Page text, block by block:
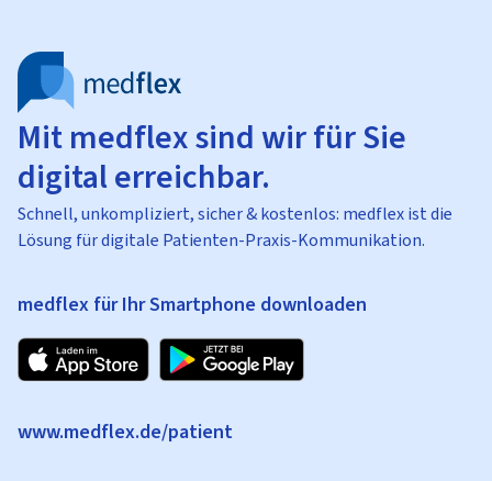
Mit medflex sind wir für Sie
digital erreichbar.
Schnell, unkompliziert, sicher & kostenlos: medflex ist die
Lösung für digitale Patienten-Praxis-Kommunikation.
medflex für Ihr Smartphone downloaden
www.medflex.de/patient